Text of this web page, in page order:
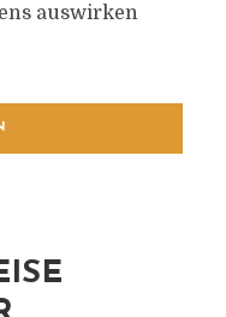
auswirken